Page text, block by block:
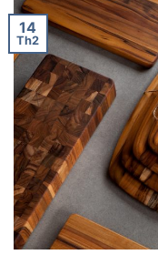
14
Th2